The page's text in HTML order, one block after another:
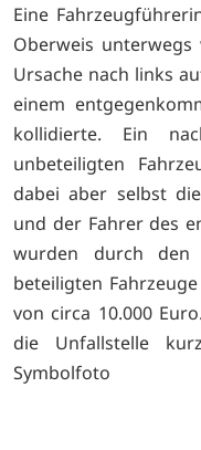
Eine
Oberweis
Ursache nach links
einem
kollidierte. Ein
unbeteiligten
dabei aber selbst
und der Fahrer des
wurden durch
beteiligten
von circa 10.000
die Unfallstelle
Symbolfoto